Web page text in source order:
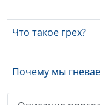
Что такое грех?
Почему мы